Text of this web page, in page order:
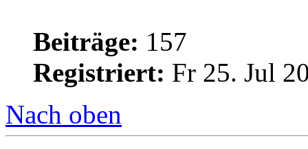
Beiträge: 157
Registriert: Fr 25. Jul
Nach oben